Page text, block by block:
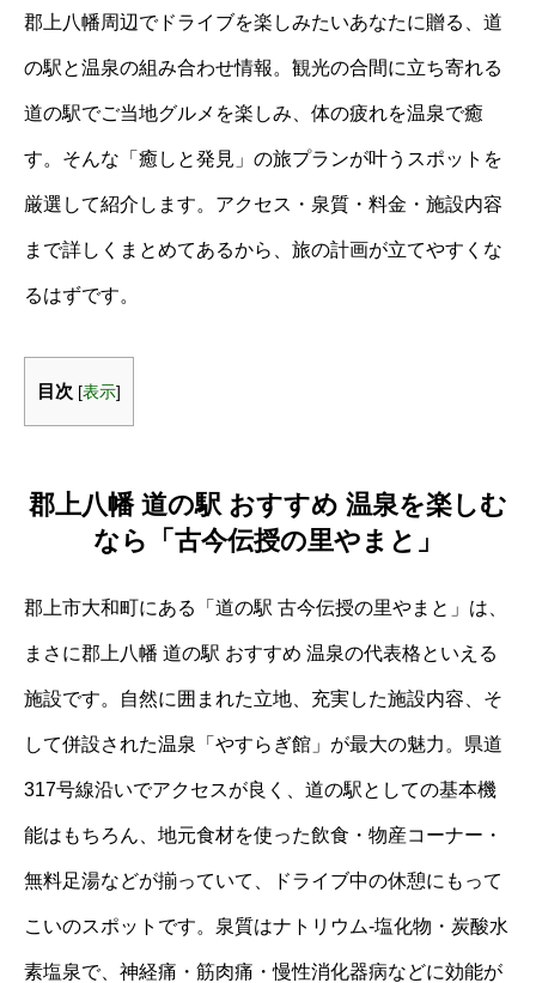
郡上八幡周辺でドライブを楽しみたいあなたに贈る、道
の駅と温泉の組み合わせ情報。観光の合間に立ち寄れる
道の駅でご当地グルメを楽しみ、体の疲れを温泉で癒
す。そんな「癒しと発見」の旅プランが叶うスポットを
厳選して紹介します。アクセス・泉質・料金・施設内容
まで詳しくまとめてあるから、旅の計画が立てやすくな
るはずです。
目次 [表示]
郡上八幡 道の駅 おすすめ 温泉を楽しむ
なら「古今伝授の里やまと」
郡上市大和町にある「道の駅 古今伝授の里やまと」は、
まさに郡上八幡 道の駅 おすすめ 温泉の代表格といえる
施設です。自然に囲まれた立地、充実した施設内容、そ
して併設された温泉「やすらぎ館」が最大の魅力。県道
317号線沿いでアクセスが良く、道の駅としての基本機
能はもちろん、地元食材を使った飲食・物産コーナー・
無料足湯などが揃っていて、ドライブ中の休憩にもって
こいのスポットです。泉質はナトリウム-塩化物・炭酸水
素塩泉で、神経痛・筋肉痛・慢性消化器病などに効能が